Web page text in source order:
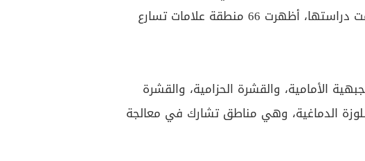
ومن أصل 442 منطقة دماغية تمت دراستها، أظهرت 66 منطقة علامات تسارع
الأمامية، والقشرة الحزامية، والقشرة
الدماغية، وهي مناطق تشارك في معالجة